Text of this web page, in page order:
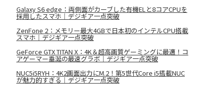
Galaxy S6 edge：両側面がカーブした有機ELと8コアCPUを
採用したスマホ｜デジギア一点突破
ZenFone 2：メモリー最大4GBで日本初のインテルCPU搭載
スマホ｜デジギア一点突破
GeForce GTX TITAN X：4K＆超高画質ゲーミングに最適！コ
アゲーマー垂涎の最速グラボ｜デジギア一点突破
NUC5i5RYH：4K2画面出力にM.2！第5世代Core i5搭載NUC
が魅力的すぎる｜デジギア一点突破